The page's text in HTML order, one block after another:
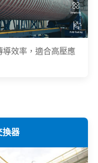
導效率，適合高壓應
換器